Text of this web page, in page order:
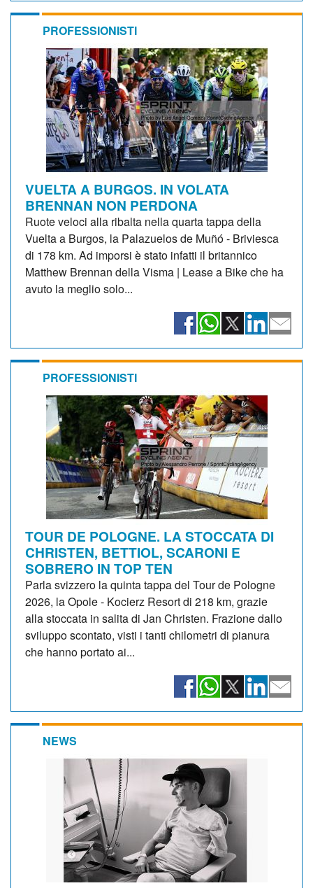
PROFESSIONISTI
VUELTA A BURGOS. IN VOLATA
BRENNAN NON PERDONA
Ruote veloci alla ribalta nella quarta tappa della
Vuelta a Burgos, la Palazuelos de Muñó - Briviesca
di 178 km. Ad imporsi è stato infatti il britannico
Matthew Brennan della Visma | Lease a Bike che ha
avuto la meglio solo...
PROFESSIONISTI
TOUR DE POLOGNE. LA STOCCATA DI
CHRISTEN, BETTIOL, SCARONI E
SOBRERO IN TOP TEN
Parla svizzero la quinta tappa del Tour de Pologne
2026, la Opole - Kocierz Resort di 218 km, grazie
alla stoccata in salita di Jan Christen. Frazione dallo
sviluppo scontato, visti i tanti chilometri di pianura
che hanno portato ai...
NEWS